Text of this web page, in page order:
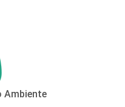
Ambiente